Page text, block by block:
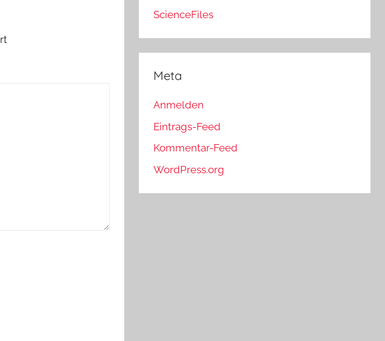
ScienceFiles
Meta
Anmelden
Eintrags-Feed
Kommentar-Feed
WordPress.org